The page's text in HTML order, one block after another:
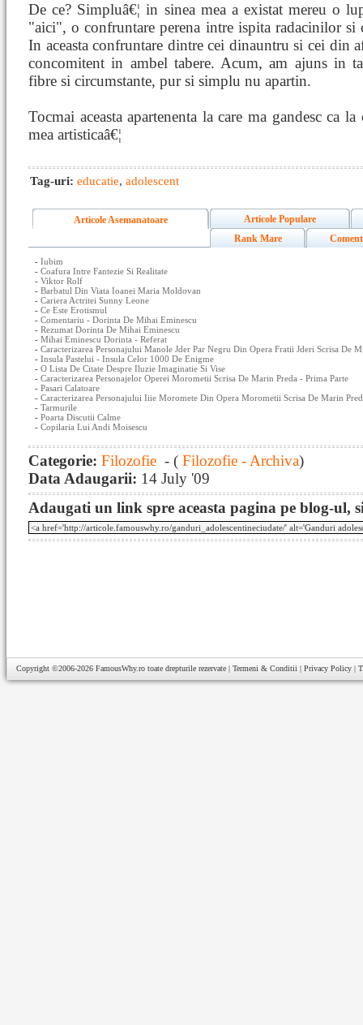
De ce? Simpluâ€¦ in sinea mea a existat mereu o
"aici", o confruntare perena intre ispita radacinilor
In aceasta confruntare dintre cei dinauntru si cei din
concomitent in ambel tabere. Acum, am ajuns in
fibre si circumstante, pur si simplu nu apartin.
Tocmai aceasta apartenenta la care ma gandesc ca
mea artisticaâ€¦
Tag-uri: educatie, adolescent
Articole Asemanatoare
Articole Populare
Rank Mare
- Iubim
- Coafura Intre Fantezie Si Realitate
- Viktor Rolf
- Barbatul Din Viata Ioanei Maria Moldovan
- Cariera Actritei Sunny Leone
- Ce Este Erotismul
- Comentariu - Dorinta De Mihai Eminescu
- Rezumat Dorinta De Mihai Eminescu
- Mihai Eminescu Dorinta - Referat
- Caracterizarea Personajului Manole Jder Par Negru Din Opera Fratii Jderi Scrisa De
- Insula Pastelui - Insula Celor 1000 De Enigme
- O Lista De Citate Despre Iluzie Imaginatie Si Vise
- Caracterizarea Personajelor Operei Morometii Scrisa De Marin Preda - Prima Parte
- Pasari Calatoare
- Caracterizarea Personajului Iiie Moromete Din Opera Morometii Scrisa De Marin
- Tarmurile
- Poarta Discutii Calme
- Copilaria Lui Andi Moisescu
Categorie: Filozofie - ( Filozofie - Archiva)
Data Adaugarii: 14 July '09
Adaugati un link spre aceasta pagina pe blog-ul,
Copyright ©2006-2026 FamousWhy.ro toate drepturile rezervate | Termeni & Conditii | Privacy Policy |